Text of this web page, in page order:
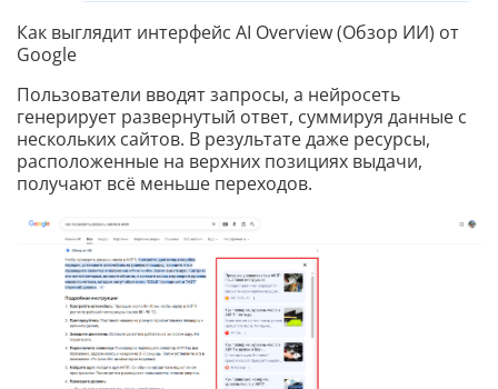
Как выглядит интерфейс AI Overview (Обзор ИИ) от
Google
Пользователи вводят запросы, а нейросеть
генерирует развернутый ответ, суммируя данные с
нескольких сайтов. В результате даже ресурсы,
расположенные на верхних позициях выдачи,
получают всё меньше переходов.